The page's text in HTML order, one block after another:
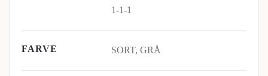
1-1-1
FARVE SORT, GRÅ